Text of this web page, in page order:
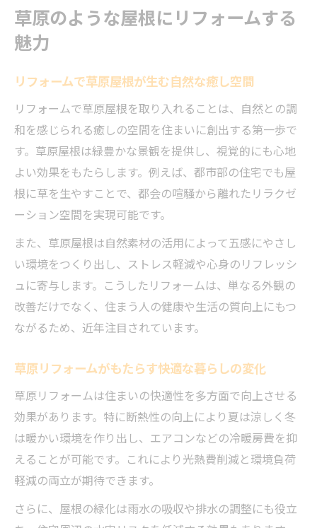
草屋根リフォームで得られる景観と環境の
両立
理由
屋根に草を生やすDIYリフォーム入門
DIYリフォームで草屋根を実現する準備と流
れ
屋根に草を生やすためのリフォーム基礎知
識
草原リフォームDIYに必要な素材と道具の選
び方
草屋根自作で押さえたいリフォームのコツ
DIYで草原屋根を作るポイントと失敗回避策
草屋根自作の基本手順と注意点を解説
草屋根自作リフォームの工程と必要な準備
説
草屋根自作リフォーム時の防水と排水の工
夫
屋根に草を生やす際の施工上の注意点
リフォーム草原自作で避けたい失敗事例
リフォームに最適な自然素材選びと活用法
草原のような屋根にリフォームする
魅力
リフォームで草原屋根が生む自然な癒し空間
リフォームで草原屋根を取り入れることは、自然との調
和を感じられる癒しの空間を住まいに創出する第一歩で
す。草原屋根は緑豊かな景観を提供し、視覚的にも心地
よい効果をもたらします。例えば、都市部の住宅でも屋
根に草を生やすことで、都会の喧騒から離れたリラクゼ
ーション空間を実現可能です。
また、草原屋根は自然素材の活用によって五感にやさし
い環境をつくり出し、ストレス軽減や心身のリフレッシ
ュに寄与します。こうしたリフォームは、単なる外観の
改善だけでなく、住まう人の健康や生活の質向上にもつ
ながるため、近年注目されています。
草原リフォームがもたらす快適な暮らしの変化
草原リフォームは住まいの快適性を多方面で向上させる
効果があります。特に断熱性の向上により夏は涼しく冬
は暖かい環境を作り出し、エアコンなどの冷暖房費を抑
えることが可能です。これにより光熱費削減と環境負荷
軽減の両立が期待できます。
さらに、屋根の緑化は雨水の吸収や排水の調整にも役立